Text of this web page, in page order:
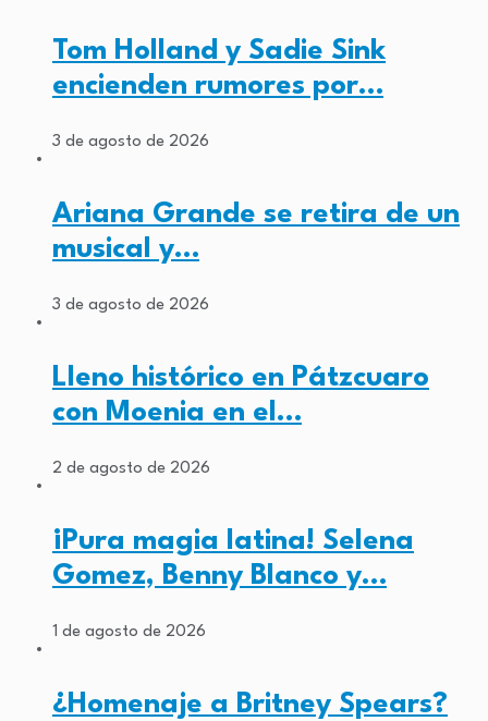
Tom Holland y Sadie Sink
encienden rumores por…
3 de agosto de 2026
Ariana Grande se retira de un
musical y…
3 de agosto de 2026
Lleno histórico en Pátzcuaro
con Moenia en el…
2 de agosto de 2026
¡Pura magia latina! Selena
Gomez, Benny Blanco y…
1 de agosto de 2026
¿Homenaje a Britney Spears?